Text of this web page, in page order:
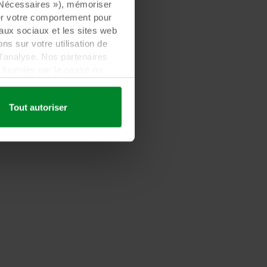
»), mémoriser
votre comportement pour
sociaux et les sites web
sur votre utilisation de
Nos partenaires
que ce transfert est
partenaires et la durée
fins nos sites web
sur l’icône de cookie
cookies et notre
l’identification de la
Tout autoriser